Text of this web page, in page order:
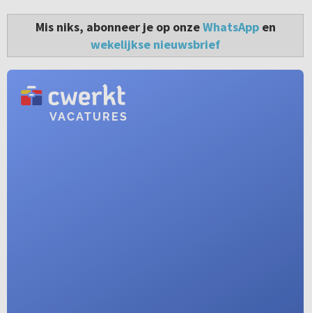
Mis niks, abonneer je op onzeWhatsAppen
wekelijkse nieuwsbrief